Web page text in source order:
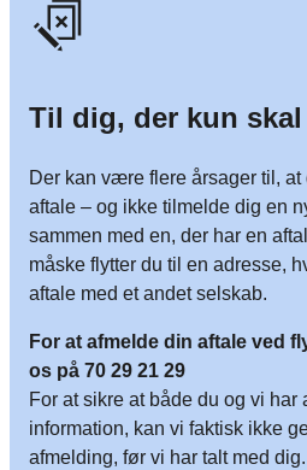
Til dig, der kun
Der kan være flere årsager til,
aftale – og ikke tilmelde dig en
sammen med en, der har en
måske flytter du til en adresse,
aftale med et andet selskab.
For at afmelde din aftale ved
os på 70 29 21 29
For at sikre at både du og vi har
information, kan vi faktisk ikke
afmelding, før vi har talt med